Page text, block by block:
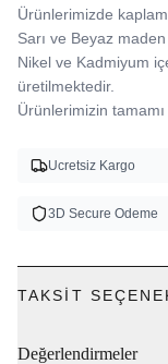
Ürünlerimizde
Sarı ve Beyaz
Nikel ve Kadmiyum
üretilmektedir.
Ürünlerimizin tamamı
Ucretsiz Kargo
3D Secure Odeme
TAKSIT
Değerlendirmeler